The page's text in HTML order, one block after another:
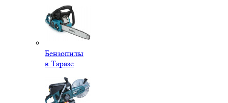
Бензопилы
в Таразе